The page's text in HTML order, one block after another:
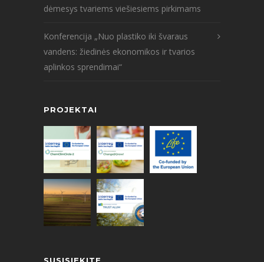
dėmesys tvariems viešiesiems pirkimams
Konferencija „Nuo plastiko iki švaraus
vandens: žiedinės ekonomikos ir tvarios
aplinkos sprendimai“
PROJEKTAI